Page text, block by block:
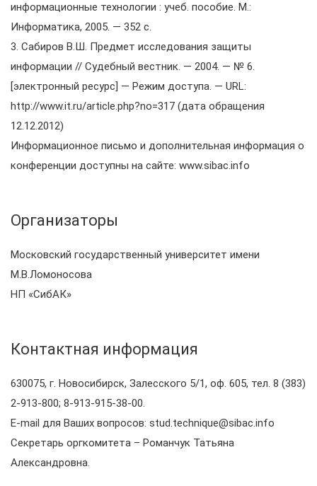
информационные технологии : учеб. пособие. М.:
Информатика, 2005. — 352 с.
3. Сабиров В.Ш. Предмет исследования защиты
информации // Судебный вестник. — 2004. — № 6.
[электронный ресурс] — Режим доступа. — URL:
http://www.it.ru/article.php?no=317 (дата обращения
12.12.2012)
Информационное письмо и дополнительная информация о
конференции доступны на сайте: www.sibac.info
Организаторы
Московский государственный университет имени
М.В.Ломоносова
НП «СибАК»
Контактная информация
630075, г. Новосибирск, Залесского 5/1, оф. 605, тел. 8 (383)
2-913-800; 8-913-915-38-00.
E-mail для Ваших вопросов: stud.technique@sibac.info
Секретарь оргкомитета – Романчук Татьяна
Александровна.